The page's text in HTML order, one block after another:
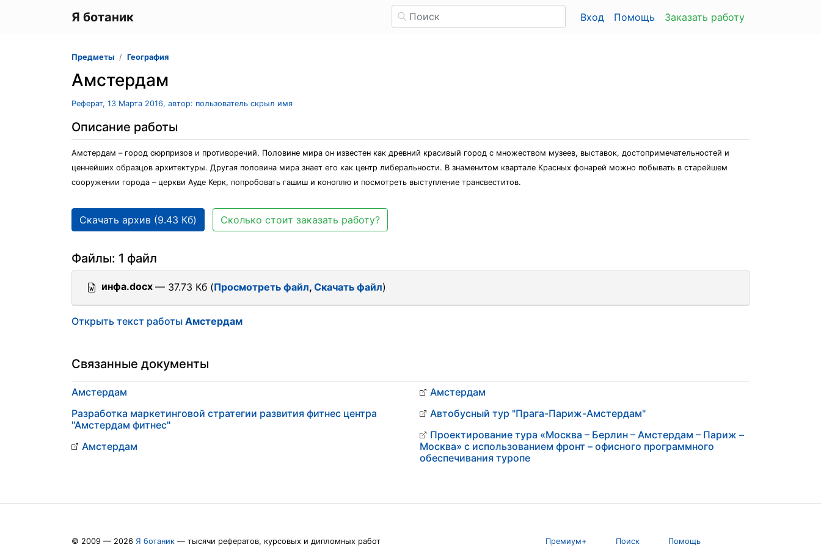
Я ботаник Вход Помощь Заказать работу
Предметы География
Амстердам
Реферат, 13 Марта 2016, автор: пользователь скрыл имя
Описание работы
Амстердам – город сюрпризов и противоречий. Половине мира он известен как древний красивый город с множеством музеев, выставок, достопримечательностей и
ценнейших образцов архитектуры. Другая половина мира знает его как центр либеральности. В знаменитом квартале Красных фонарей можно побывать в старейшем
сооружении города – церкви Ауде Керк, попробовать гашиш и коноплю и посмотреть выступление трансвеститов.
Скачать архив (9.43 Кб) Сколько стоит заказать работу?
Файлы: 1 файл
инфа.docx — 37.73 Кб (Просмотреть файл, Скачать файл)
Открыть текст работы Амстердам
Связанные документы
Амстердам
Разработка маркетинговой стратегии развития фитнес центра
"Амстердам фитнес"
Амстердам
Амстердам
Автобусный тур "Прага-Париж-Амстердам"
Проектирование тура «Москва – Берлин – Амстердам – Париж –
Москва» с использованием фронт – офисного программного
обеспечивания туропе
© 2009 — 2026 Я ботаник — тысячи рефератов, курсовых и дипломных работ Премиум+ Поиск Помощь